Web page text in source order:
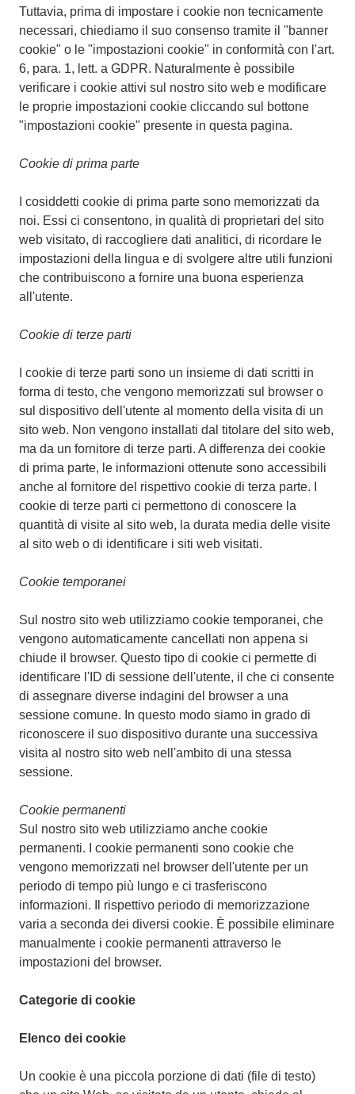
Tuttavia, prima di impostare i cookie non tecnicamente
necessari, chiediamo il suo consenso tramite il "banner
cookie" o le "impostazioni cookie" in conformità con l'art.
6, para. 1, lett. a GDPR. Naturalmente è possibile
verificare i cookie attivi sul nostro sito web e modificare
le proprie impostazioni cookie cliccando sul bottone
"impostazioni cookie" presente in questa pagina.
Cookie di prima parte
I cosiddetti cookie di prima parte sono memorizzati da
noi. Essi ci consentono, in qualità di proprietari del sito
web visitato, di raccogliere dati analitici, di ricordare le
impostazioni della lingua e di svolgere altre utili funzioni
che contribuiscono a fornire una buona esperienza
all'utente.
Cookie di terze parti
I cookie di terze parti sono un insieme di dati scritti in
forma di testo, che vengono memorizzati sul browser o
sul dispositivo dell'utente al momento della visita di un
sito web. Non vengono installati dal titolare del sito web,
ma da un fornitore di terze parti. A differenza dei cookie
di prima parte, le informazioni ottenute sono accessibili
anche al fornitore del rispettivo cookie di terza parte. I
cookie di terze parti ci permettono di conoscere la
quantità di visite al sito web, la durata media delle visite
al sito web o di identificare i siti web visitati.
Cookie temporanei
Sul nostro sito web utilizziamo cookie temporanei, che
vengono automaticamente cancellati non appena si
chiude il browser. Questo tipo di cookie ci permette di
identificare l'ID di sessione dell'utente, il che ci consente
di assegnare diverse indagini del browser a una
sessione comune. In questo modo siamo in grado di
riconoscere il suo dispositivo durante una successiva
visita al nostro sito web nell'ambito di una stessa
sessione.
Cookie permanenti
Sul nostro sito web utilizziamo anche cookie
permanenti. I cookie permanenti sono cookie che
vengono memorizzati nel browser dell'utente per un
periodo di tempo più lungo e ci trasferiscono
informazioni. Il rispettivo periodo di memorizzazione
varia a seconda dei diversi cookie. È possibile eliminare
manualmente i cookie permanenti attraverso le
impostazioni del browser.
Categorie di cookie
Elenco dei cookie
Un cookie è una piccola porzione di dati (file di testo)